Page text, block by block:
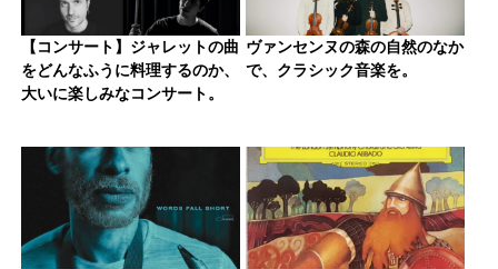
【コンサート】ジャレットの曲
をどんなふうに料理するのか、
大いに楽しみなコンサート。
ヴァンセンヌの森の自然のなか
で、クラシック音楽を。